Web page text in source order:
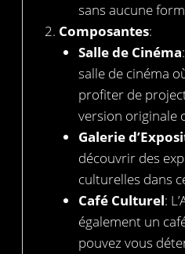
sans aucune
Composantes:
Salle de Cinéma
salle de cinéma
profiter de
version originale
Galerie
découvrir des
culturelles dans
Café Culturel:
également un
pouvez vous